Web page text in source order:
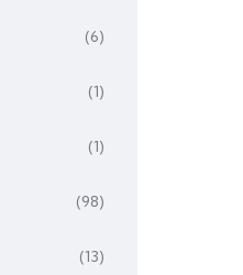
(6)
(1)
(1)
(98)
(13)